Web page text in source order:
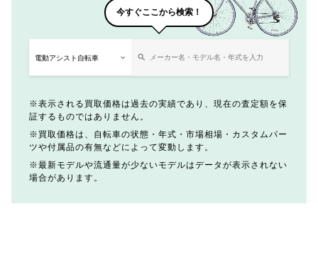
今すぐここから検索！
表示される買取価格は過去の実績であり、現在の査定額を保
証するものではありません。
買取価格は、自転車の状態・年式・市場相場・カスタムパー
ツや付属品の有無などによって変動します。
最新モデルや流通量が少ないモデルはデータが表示されない
場合があります。